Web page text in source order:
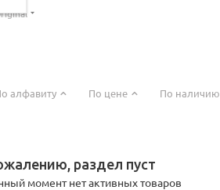
алфавиту По цене По наличию
раздел пуст
момент нет активных товаров